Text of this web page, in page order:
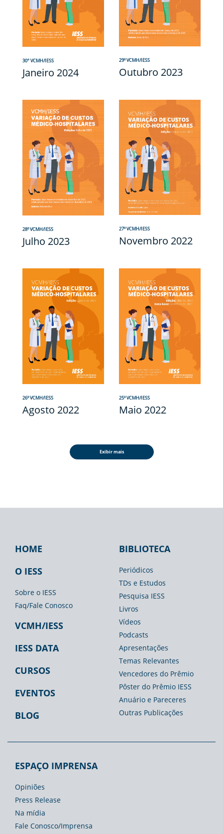
30° VCMH/IESS
Janeiro 2024
29º VCMH/IESS
Outubro 2023
28º VCMH/IESS
Julho 2023
27º VCMH/IESS
Novembro 2022
26º VCMH/IESS
Agosto 2022
25º VCMH/IESS
Maio 2022
Exibir mais
Footer
IESS
HOME
O IESS
Sobre o IESS
Faq/Fale Conosco
VCMH/IESS
IESS DATA
CURSOS
EVENTOS
BLOG
Footer
Biblioteca
BIBLIOTECA
Periódicos
TDs e Estudos
Pesquisa IESS
Livros
Vídeos
Podcasts
Apresentações
Temas Relevantes
Vencedores do Prêmio
Pôster do Prêmio IESS
Anuário e Pareceres
Outras Publicações
Footer
Espaço
Imprensa
ESPAÇO IMPRENSA
Opiniões
Press Release
Na mídia
Fale Conosco/Imprensa